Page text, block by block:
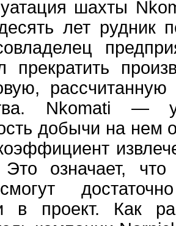
шахты
лет рудник
прекратить
Nkomati —
добычи на нем
означает, что
в проект. Как